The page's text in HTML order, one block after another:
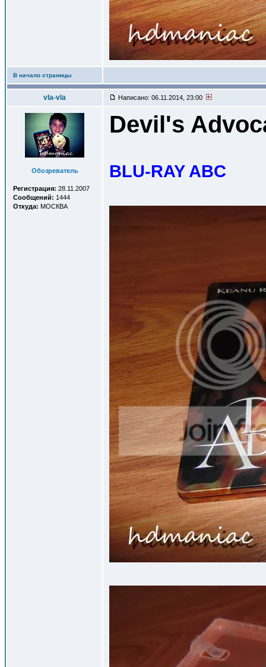
В начало страницы
vla-vla Написано: 06.11.2014, 23:00
Обозреватель
Регистрация: 28.11.2007
Сообщений: 1444
Откуда: МОСКВА
Devil's
BLU-RAY ABC